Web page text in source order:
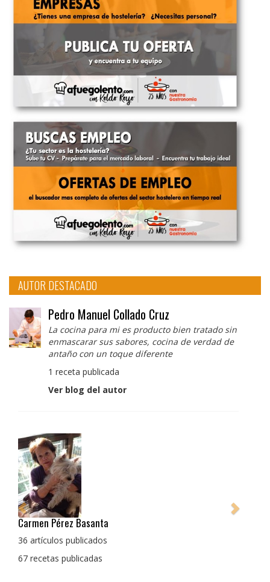
AUTOR DESTACADO
Pedro Manuel Collado Cruz
La cocina para mi es producto bien tratado sin
enmascarar sus sabores, cocina de verdad de
antaño con un toque diferente
1 receta publicada
Ver blog del autor
Pedro Manuel Collado Cruz
La cocina para mi es producto bien tratado sin
con un toque diferente